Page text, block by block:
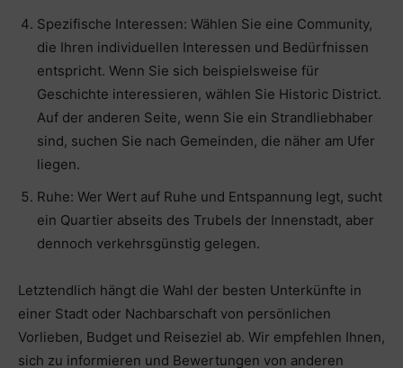
Spezifische Interessen: Wählen Sie eine Community,
die Ihren individuellen Interessen und Bedürfnissen
entspricht. Wenn Sie sich beispielsweise für
Geschichte interessieren, wählen Sie Historic District.
Auf der anderen Seite, wenn Sie ein Strandliebhaber
sind, suchen Sie nach Gemeinden, die näher am Ufer
liegen.
Ruhe: Wer Wert auf Ruhe und Entspannung legt, sucht
ein Quartier abseits des Trubels der Innenstadt, aber
dennoch verkehrsgünstig gelegen.
Letztendlich hängt die Wahl der besten Unterkünfte in
einer Stadt oder Nachbarschaft von persönlichen
Vorlieben, Budget und Reiseziel ab. Wir empfehlen Ihnen,
sich zu informieren und Bewertungen von anderen